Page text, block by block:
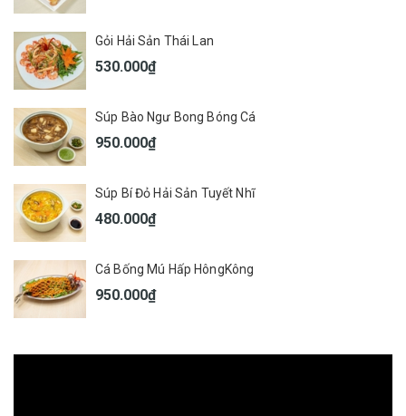
Gỏi Hải Sản Thái Lan
530.000₫
Súp Bào Ngư Bong Bóng Cá
950.000₫
Súp Bí Đỏ Hải Sản Tuyết Nhĩ
480.000₫
Cá Bống Mú Hấp HôngKông
950.000₫